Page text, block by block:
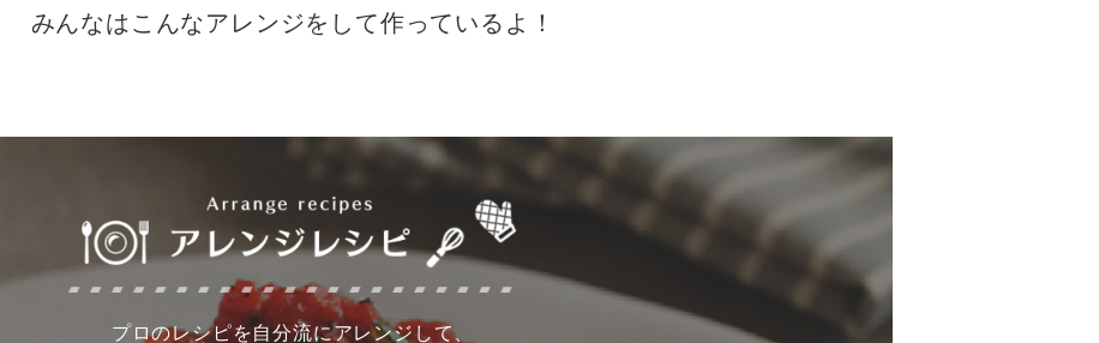
みんなはこんなアレンジをして作っているよ！
プロのレシピを自分流にアレンジして、